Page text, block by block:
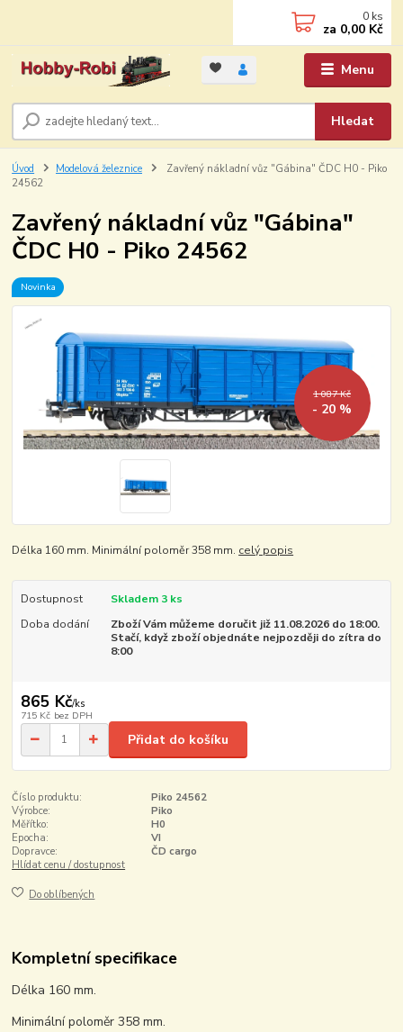
Menu
Hledat
0 ks
za 0,00 Kč
Úvod Modelová železnice
Zavřený nákladní vůz "Gábina" ČDC H0 - Piko
24562
Zavřený nákladní vůz "Gábina"
ČDC H0 - Piko 24562
Novinka
1 087 Kč
- 20 %
Délka 160 mm. Minimální poloměr 358 mm. celý popis
Dostupnost
Skladem 3 ks
Doba dodání
Zboží Vám můžeme doručit již 11.08.2026 do 18:00.
Stačí, když zboží objednáte nejpozději do zítra do
8:00
865 Kč/ks
715 Kč bez DPH
Přidat do košíku
Číslo produktu:
Piko 24562
Výrobce:
Piko
Měřítko:
H0
Epocha:
VI
Dopravce:
ČD cargo
Hlídat cenu / dostupnost
Do oblíbených
Kompletní specifikace
Délka 160 mm.
Minimální poloměr 358 mm.